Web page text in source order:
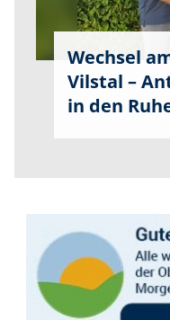
Wechsel
Vilstal –
in den